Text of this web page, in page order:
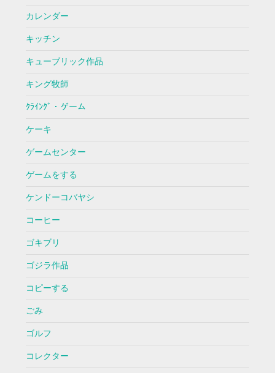
カレンダー
キッチン
キューブリック作品
キング牧師
ｸﾗｲﾝｸﾞ・ゲーム
ケーキ
ゲームセンター
ゲームをする
ケンドーコバヤシ
コーヒー
ゴキブリ
ゴジラ作品
コピーする
ごみ
ゴルフ
コレクター